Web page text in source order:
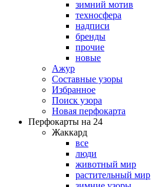
зимний мотив
техносфера
надписи
бренды
прочие
новые
Ажур
Составные узоры
Избранное
Поиск узора
Новая перфокарта
Перфокарты на 24
Жаккард
все
люди
животный мир
растительный мир